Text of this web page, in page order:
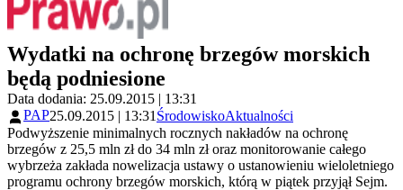
Wydatki na ochronę brzegów morskich
będą podniesione
Data dodania: 25.09.2015 | 13:31
PAP25.09.2015 | 13:31 ŚrodowiskoAktualności
Podwyższenie minimalnych rocznych nakładów na ochronę
brzegów z 25,5 mln zł do 34 mln zł oraz monitorowanie całego
wybrzeża zakłada nowelizacja ustawy o ustanowieniu wieloletniego
programu ochrony brzegów morskich, którą w piątek przyjął Sejm.